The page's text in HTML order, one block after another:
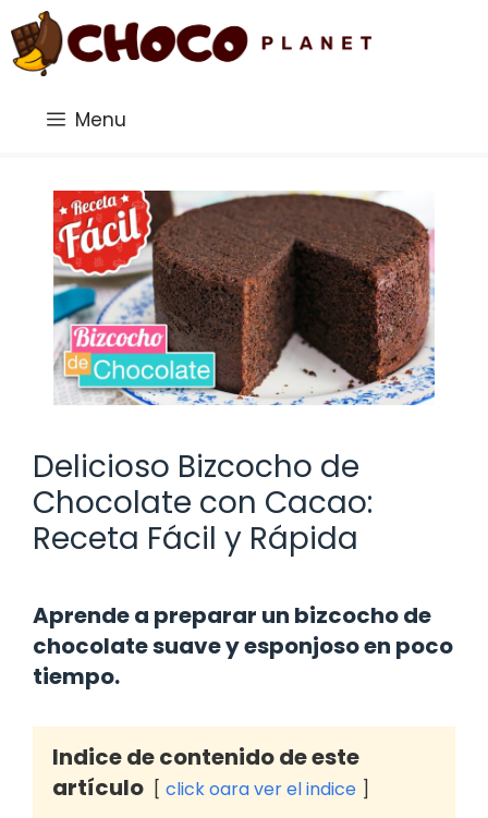
Saltar
al
contenido
Menu
Delicioso Bizcocho de
Chocolate con Cacao:
Receta Fácil y Rápida
Aprende a preparar un bizcocho de
chocolate suave y esponjoso en poco
tiempo.
Indice de contenido de este
artículo
click oara ver el indice